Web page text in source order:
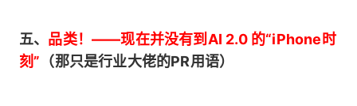
五、 品类！——现在并没有到AI 2.0 的“iPhone时
刻” （那只是行业大佬的PR用语）